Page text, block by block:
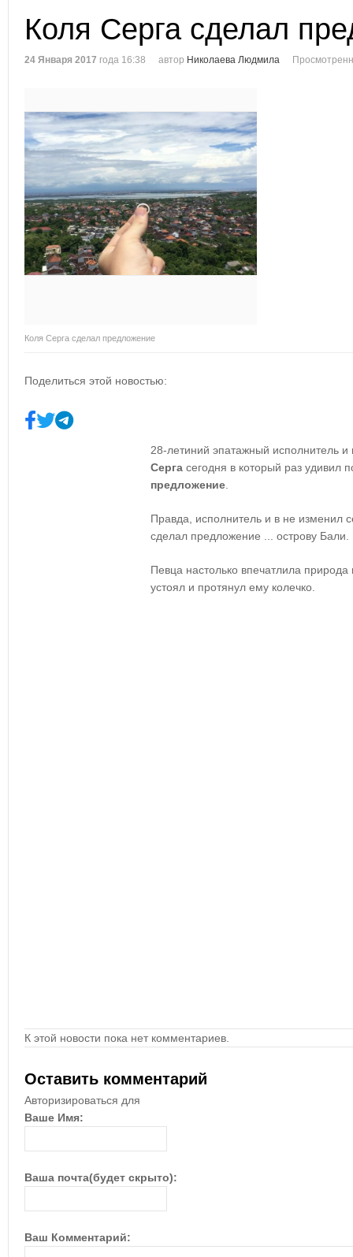
Коля Серга сделал
24 Января 2017 года 16:38 автор Николаева Людмила
Коля Серга сделал предложение
Поделиться этой новостью:
28-летиний эпатажный исполнитель
Серга сегодня в который раз удивил
предложение
Правда, исполнитель и в не изменил
сделал предложение ... острову Бали.
Певца настолько впечатлила
устоял и протянул ему колечко.
К этой новости пока нет комментариев.
Оставить комментарий
Авторизироваться для
Ваше Имя:
Ваша почта(будет скрыто):
Ваш Комментарий: